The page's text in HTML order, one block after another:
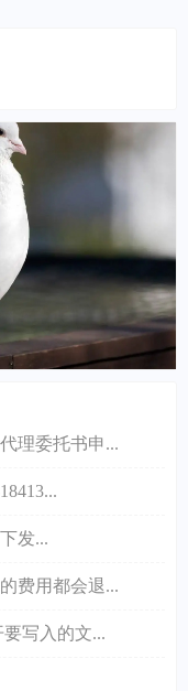
理委托书申...
发...
费用都会退...
写入的文...